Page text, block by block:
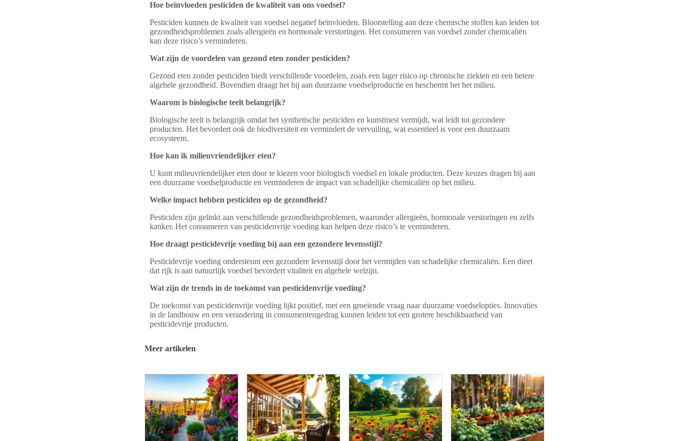
Hoe beïnvloeden pesticiden de kwaliteit van ons voedsel?
Pesticiden kunnen de kwaliteit van voedsel negatief beïnvloeden. Blootstelling aan deze chemische stoffen kan leiden tot
gezondheidsproblemen zoals allergieën en hormonale verstoringen. Het consumeren van voedsel zonder chemicaliën
kan deze risico’s verminderen.
Wat zijn de voordelen van gezond eten zonder pesticiden?
Gezond eten zonder pesticiden biedt verschillende voordelen, zoals een lager risico op chronische ziekten en een betere
algehele gezondheid. Bovendien draagt het bij aan duurzame voedselproductie en beschermt het het milieu.
Waarom is biologische teelt belangrijk?
Biologische teelt is belangrijk omdat het synthetische pesticiden en kunstmest vermijdt, wat leidt tot gezondere
producten. Het bevordert ook de biodiversiteit en vermindert de vervuiling, wat essentieel is voor een duurzaam
ecosysteem.
Hoe kan ik milieuvriendelijker eten?
U kunt milieuvriendelijker eten door te kiezen voor biologisch voedsel en lokale producten. Deze keuzes dragen bij aan
een duurzame voedselproductie en verminderen de impact van schadelijke chemicaliën op het milieu.
Welke impact hebben pesticiden op de gezondheid?
Pesticiden zijn gelinkt aan verschillende gezondheidsproblemen, waaronder allergieën, hormonale verstoringen en zelfs
kanker. Het consumeren van pesticidenvrije voeding kan helpen deze risico’s te verminderen.
Hoe draagt pesticidevrije voeding bij aan een gezondere levensstijl?
Pesticidevrije voeding ondersteunt een gezondere levensstijl door het vermijden van schadelijke chemicaliën. Een dieet
dat rijk is aan natuurlijk voedsel bevordert vitaliteit en algehele welzijn.
Wat zijn de trends in de toekomst van pesticidenvrije voeding?
De toekomst van pesticidenvrije voeding lijkt positief, met een groeiende vraag naar duurzame voedselopties. Innovaties
in de landbouw en een verandering in consumentengedrag kunnen leiden tot een grotere beschikbaarheid van
pesticidevrije producten.
Meer artikelen